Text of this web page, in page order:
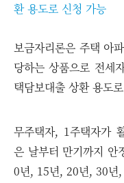
환 용도로 신청 가능
보금자리론은 주택 아
당하는 상품으로 전세
택담보대출 상환 용도
무주택자, 1주택자가
은 날부터 만기까지 안
0년, 15년, 20년, 30년